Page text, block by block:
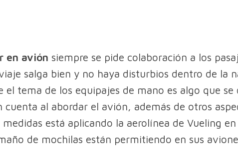
en avión siempre se pide colaboración a los
salga bien y no haya disturbios dentro de la
el tema de los equipajes de mano es algo que se
cuenta al abordar el avión, además de otros
está aplicando la aerolínea de Vueling
de mochilas están permitiendo en sus